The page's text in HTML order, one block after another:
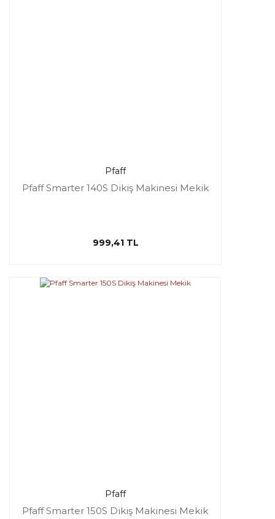
Pfaff
Pfaff Smarter 140S Dikiş Makinesi Mekik
999,41 TL
Pfaff
Pfaff Smarter 150S Dikiş Makinesi Mekik